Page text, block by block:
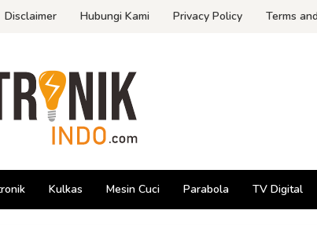
Disclaimer Hubungi Kami Privacy Policy Terms
Kulkas Mesin Cuci Parabola TV Digital